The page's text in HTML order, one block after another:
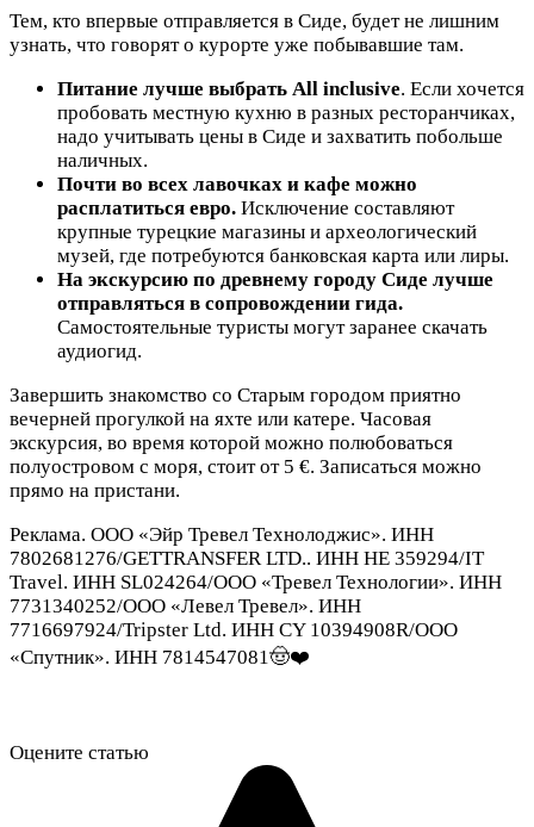
Тем, кто впервые отправляется в Сиде, будет не лишним
узнать, что говорят о курорте уже побывавшие там.
Питание лучше выбрать All inclusive. Если хочется
пробовать местную кухню в разных ресторанчиках,
надо учитывать цены в Сиде и захватить побольше
наличных.
Почти во всех лавочках и кафе можно
расплатиться евро. Исключение составляют
крупные турецкие магазины и археологический
музей, где потребуются банковская карта или лиры.
На экскурсию по древнему городу Сиде лучше
отправляться в сопровождении гида.
Самостоятельные туристы могут заранее скачать
аудиогид.
Завершить знакомство со Старым городом приятно
вечерней прогулкой на яхте или катере. Часовая
экскурсия, во время которой можно полюбоваться
полуостровом с моря, стоит от 5 €. Записаться можно
прямо на пристани.
Реклама. ООО «Эйр Тревел Технолоджис». ИНН
7802681276/GETTRANSFER LTD.. ИНН HE 359294/IT
Travel. ИНН SL024264/ООО «Тревел Технологии». ИНН
7731340252/ООО «Левел Тревел». ИНН
7716697924/Tripster Ltd. ИНН CY 10394908R/ООО
«Спутник». ИНН 7814547081🤠❤️
Оцените статью